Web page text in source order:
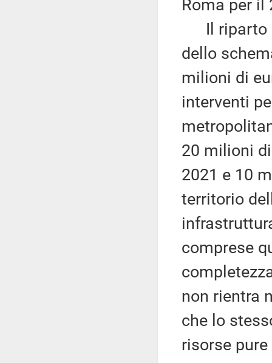
Roma per il
Il riparto
dello
milioni di
interventi
20 milioni
2021 e 10
territorio
comprese
non rientra
che lo
risorse